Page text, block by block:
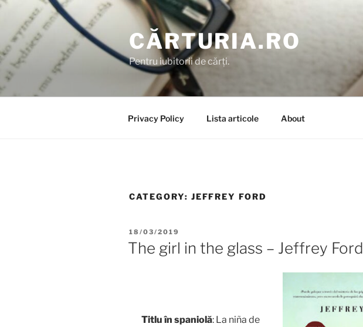
Skip
content
CĂRTURIA.RO
Pentru iubitorii de cărți.
Privacy Policy Lista articole About
CATEGORY: JEFFREY FORD
POSTED
ON
18/03/2019
The girl in the glass – Jeffrey Ford
Titlu în spaniolă: La niña de